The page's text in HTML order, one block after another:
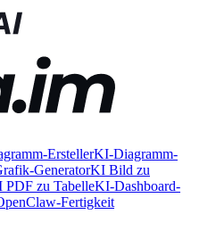
ErstellerKI-Diagramm-
GeneratorKI Bild zu
PDF zu TabelleKI-Dashboard-
Fertigkeit